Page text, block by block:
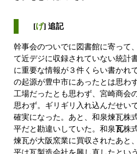
[げ] 追記
幹事会のついでに図書館に寄って
て近デジに収録されていない統計
に重要な情報が３件くらい書かれ
の起源が豊中市にあったとは思わ
工場だったとも思わず、宮崎商会
思わず。ギリギリ入れ込んだせい
確実になった。あと、和泉煉瓦株
平だと勘違いしていた。和泉瓦株
煉瓦が大阪窯業に買収されたあと
平は瓦製造会社を興し直したとい